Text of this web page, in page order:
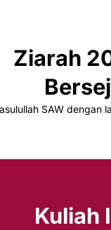
Ziarah
SAW dengan
Kuliah